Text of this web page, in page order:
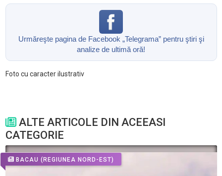
Urmăreşte pagina de Facebook „Telegrama” pentru ştiri şi
analize de ultimă oră!
Foto cu caracter ilustrativ
ALTE ARTICOLE DIN ACEEASI
CATEGORIE
BACAU (REGIUNEA NORD-EST)